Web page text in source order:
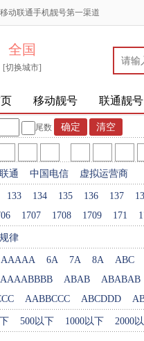
动联通手机靓号第一渠道
全国
[切换城市]
移动靓号 联通靓号
尾数
通 中国电信 虚拟运营商
133 134 135 136 137
1707 1708 1709 171
律
AAAAA 6A 7A 8A
ABC
AAAABBBB ABAB
ABABAB
AABBCCC ABCDDD
500以下 1000以下 2000